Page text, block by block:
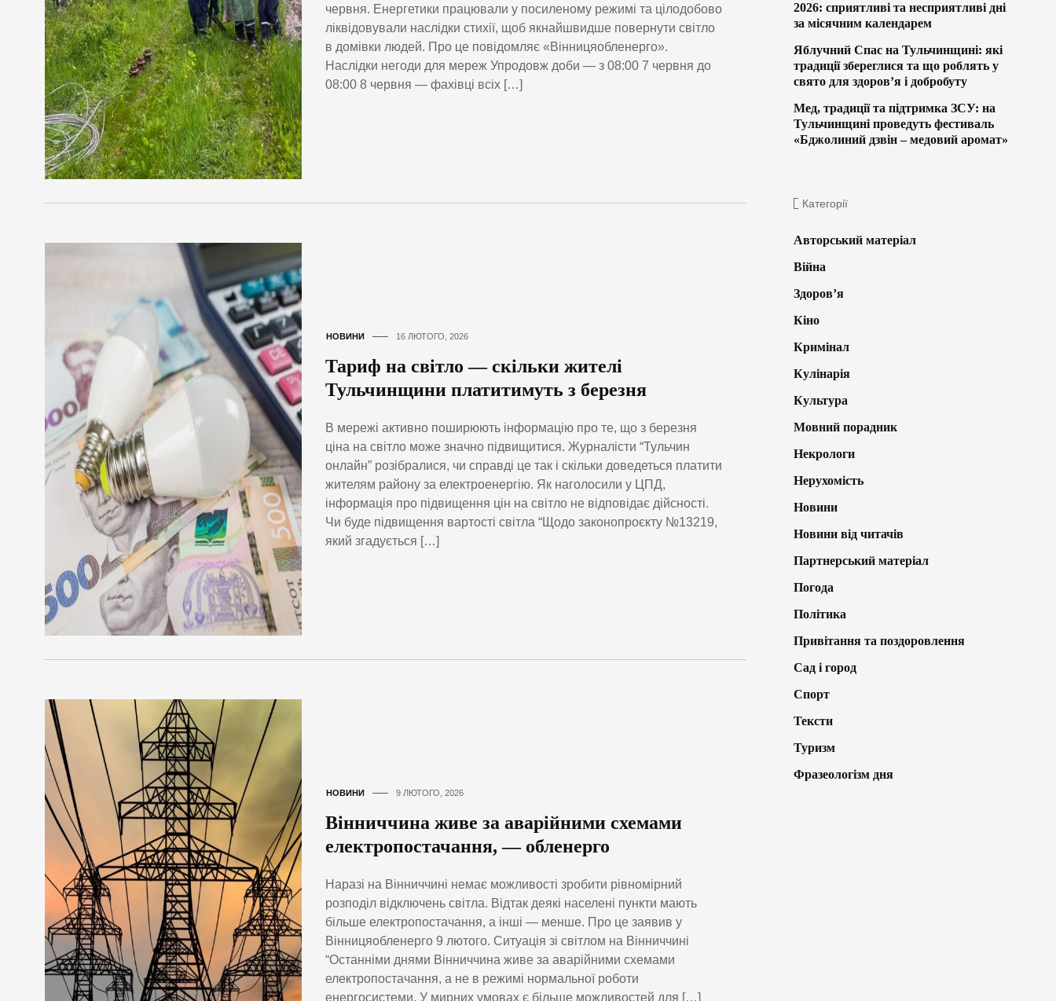
червня. Енергетики працювали у посиленому режимі та цілодобово
ліквідовували наслідки стихії, щоб якнайшвидше повернути світло
в домівки людей. Про це повідомляє «Вінницяобленерго».
Наслідки негоди для мереж Упродовж доби — з 08:00 7 червня до
08:00 8 червня — фахівці всіх […]
НОВИНИ 16 ЛЮТОГО, 2026
Тариф на світло — скільки жителі
Тульчинщини платитимуть з березня
В мережі активно поширюють інформацію про те, що з березня
ціна на світло може значно підвищитися. Журналісти “Тульчин
онлайн” розібралися, чи справді це так і скільки доведеться платити
жителям району за електроенергію. Як наголосили у ЦПД,
інформація про підвищення цін на світло не відповідає дійсності.
Чи буде підвищення вартості світла “Щодо законопроєкту №13219,
який згадується […]
НОВИНИ 9 ЛЮТОГО, 2026
Вінниччина живе за аварійними схемами
електропостачання, — обленерго
Наразі на Вінниччині немає можливості зробити рівномірний
розподіл відключень світла. Відтак деякі населені пункти мають
більше електропостачання, а інші — менше. Про це заявив у
Вінницяобленерго 9 лютого. Ситуація зі світлом на Вінниччині
“Останніми днями Вінниччина живе за аварійними схемами
електропостачання, а не в режимі нормальної роботи
енергосистеми. У мирних умовах є більше можливостей для […]
2026: сприятливі та несприятливі дні
за місячним календарем
Яблучний Спас на Тульчинщині: які
традиції збереглися та що роблять у
свято для здоров’я і добробуту
Мед, традиції та підтримка ЗСУ: на
Тульчинщині проведуть фестиваль
«Бджолиний дзвін – медовий аромат»
Категорії
Авторський матеріал
Війна
Здоров’я
Кіно
Кримінал
Кулінарія
Культура
Мовний порадник
Некрологи
Нерухомість
Новини
Новини від читачів
Партнерський матеріал
Погода
Політика
Привітання та поздоровлення
Сад і город
Спорт
Тексти
Туризм
Фразеологізм дня